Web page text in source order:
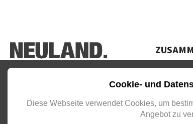
Cookie- und
Diese Webseite verwendet Cookies, um
Angebot zu